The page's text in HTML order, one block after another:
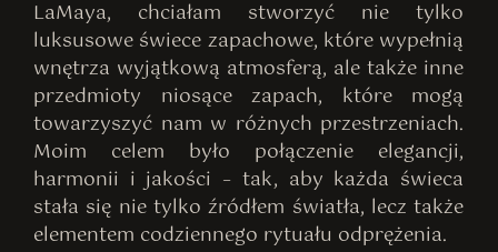
LaMaya, chciałam stworzyć nie tylko
luksusowe świece zapachowe, które wypełnią
wnętrza wyjątkową atmosferą, ale także inne
przedmioty niosące zapach, które mogą
towarzyszyć nam w różnych przestrzeniach.
Moim celem było połączenie elegancji,
harmonii i jakości – tak, aby każda świeca
stała się nie tylko źródłem światła, lecz także
elementem codziennego rytuału odprężenia.